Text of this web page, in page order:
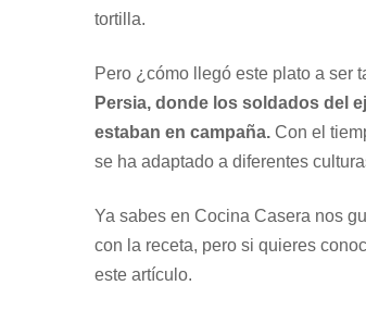
tortilla.
Pero ¿cómo llegó este plato a ser
Persia, donde los soldados del
estaban en campaña. Con el
se ha adaptado a diferentes
Ya sabes en Cocina Casera nos
con la receta, pero si quieres
este artículo.